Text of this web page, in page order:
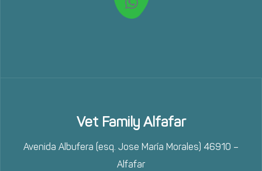
Vet Family Alfafar
Avenida Albufera (esq. Jose María Morales) 46910 –
Alfafar